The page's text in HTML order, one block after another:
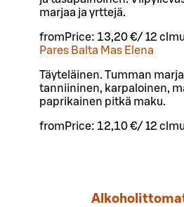
marjaa ja yrttejä.
from Price: 13,20 €/ 12 cl
Pares Balta Mas Elena
Täyteläinen. Tumman
tanniininen, karpaloinen,
paprikainen pitkä maku.
from Price: 12,10 €/ 12 cl